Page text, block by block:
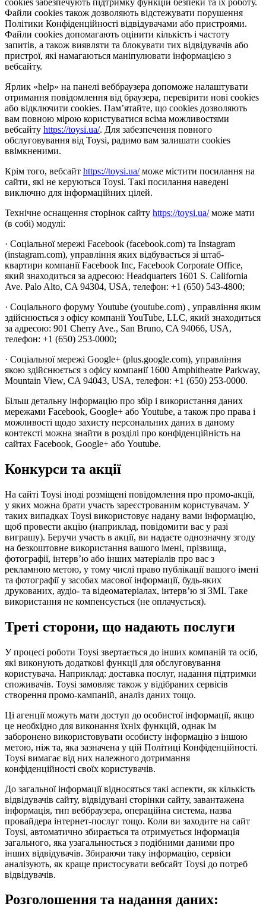
Файли cookies також дозволяють відстежувати порушення
Політики Конфіденційності відвідувачами або пристроями.
Файли cookies допомагають оцінити кількість і частоту
запитів, а також виявляти та блокувати тих відвідувачів або
пристрої, які намагаються маніпулювати інформацією з
вебсайту.
Ярлик «help» на панелі веббраузера допоможе налаштувати
отримання повідомлення від браузера, перевірити нові cookies
або відключити cookies. Пам’ятайте, що cookies дозволяють
вам повною мірою користуватися всіма можливостями
вебсайту https://toysi.ua/. Для забезпечення повного
обслуговування від Toysi, радимо вам залишати cookies
ввімкненими.
Крім того, вебсайт https://toysi.ua/може містити посилання на
сайти, які не керуються Toysi. Такі посилання наведені
виключно для інформаційних цілей.
Технічне оснащення сторінок сайту https://toysi.ua/може мати
(в собі) модулі:
· Соціальної мережі Facebook (facebook.com) та Instagram
(instagram.com), управління яких відбувається зі штаб-
квартири компанії Facebook Inc, Facebook Corporate Office,
який знаходиться за адресою: Headquarters 1601 S. California
Ave. Palo Alto, CA 94304, USA, телефон: +1 (650) 543-4800;
· Соціального форуму Youtube (youtube.com) , управління яким
здійснюється з офісу компанії YouTube, LLC, який знаходиться
за адресою: 901 Cherry Ave., San Bruno, CA 94066, USA,
телефон: +1 (650) 253-0000;
· Соціальної мережі Google+ (plus.google.com), управління
якою здійснюється з офісу компанії 1600 Amphitheatre Parkway,
Mountain View, CA 94043, USA, телефон: +1 (650) 253-0000.
Більш детальну інформацію про збір і використання даних
мережами Facebook, Google+ або Youtube, а також про права і
можливості щодо захисту персональних даних в даному
контексті можна знайти в розділі про конфіденційність на
сайтах Facebook, Google+ або Youtube.
Конкурси та акції
На сайті Toysi іноді розміщені повідомлення про промо-акції,
у яких можна брати участь зареєстрованим користувачам. У
таких випадках Toysi використовує надану вами інформацію,
щоб провести акцію (наприклад, повідомити вас у разі
виграшу). Беручи участь в акції, ви надаєте однозначну згоду
на безкоштовне використання вашого імені, прізвища,
фотографії, інтерв’ю або інших матеріалів про вас з
рекламною метою, у тому числі право публікації вашого імені
та фотографії у засобах масової інформації, будь-яких
друкованих, аудіо- та відеоматеріалах, інтерв’ю зі ЗМІ. Таке
використання не компенсується (не оплачується).
Треті сторони, що надають послуги
У процесі роботи Toysi звертається до інших компаній та осіб,
які виконують додаткові функції для обслуговування
користувача. Наприклад: доставка послуг, надання підтримки
споживачів. Toysi замовляє також у відібраних сервісів
створення промо-кампаній, аналіз даних тощо.
Ці агенції можуть мати доступ до особистої інформації, якщо
це необхідно для виконання їхніх функцій, однак їм
заборонено використовувати особисту інформацію з іншою
метою, ніж та, яка зазначена у цій Політиці Конфіденційності.
Toysi вимагає від них належного дотримання
конфіденційності своїх користувачів.
До загальної інформації відносяться такі аспекти, як кількість
відвідувачів сайту, відвідувані сторінки сайту, завантажена
інформація, тип веббраузера, операційна система, назва
провайдера інтернет-послуг тощо. Коли ви заходите на сайт
Toysi, автоматично збирається та отримується інформація
загального, яка узагальнюється з подібними даними про
інших відвідувачів. Збираючи таку інформацію, сервіси
аналізують, як краще пристосувати вебсайт Toysi до потреб
відвідувачів.
Розголошення та надання даних: